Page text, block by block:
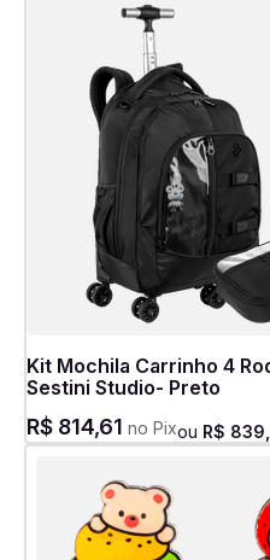
Kit Mochila Carrinho 4
Sestini Studio- Preto
R$ 814,61 no Pixou R$ 839